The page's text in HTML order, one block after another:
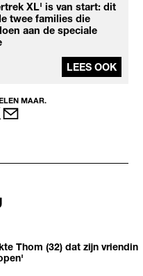
XL' is van start: dit
twee families die
aan de speciale
LEES OOK
MAAR.
Thom (32) dat zijn vriendin